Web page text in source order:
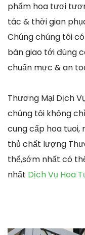
phẩm hoa tươi
tác & thời gian
Chúng chúng tôi
bàn giao tới đúng
chuẩn mực & an
Thương Mại Dịch
chúng tôi không
cung cấp hoa tuoi,
thủ chất lượng
thể,sớm nhất có
nhất Dịch Vụ Hoa